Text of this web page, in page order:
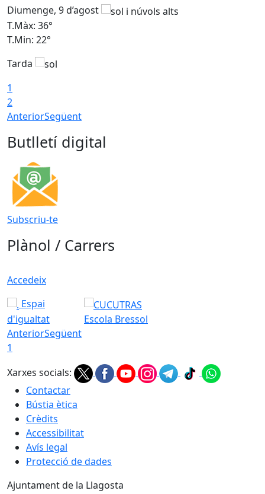
Diumenge, 9 d’agost
T.Màx: 36°
T.Min: 22°
Tarda
1
2
AnteriorSegüent
Butlletí digital
Subscriu-te
Plànol / Carrers
Accedeix
Espai
d'igualtat
Escola Bressol
AnteriorSegüent
1
Xarxes socials:
Contactar
Bústia ètica
Crèdits
Accessibilitat
Avís legal
Protecció de dades
Ajuntament de la Llagosta